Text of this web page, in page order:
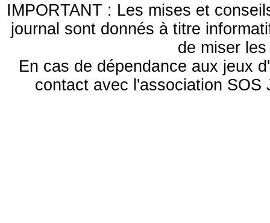
IMPORTANT : Les mises et
journal sont donnés à titre
de miser
En cas de dépendance aux jeux
contact avec l'association